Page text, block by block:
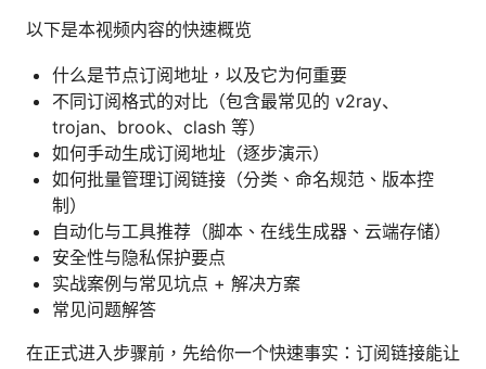
以下是本视频内容的快速概览
什么是节点订阅地址，以及它为何重要
不同订阅格式的对比（包含最常见的 v2ray、
trojan、brook、clash 等）
如何手动生成订阅地址（逐步演示）
如何批量管理订阅链接（分类、命名规范、版本控
制）
自动化与工具推荐（脚本、在线生成器、云端存储）
安全性与隐私保护要点
实战案例与常见坑点 + 解决方案
常见问题解答
在正式进入步骤前，先给你一个快速事实：订阅链接能让